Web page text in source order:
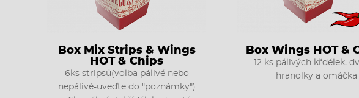
Box Mix Strips & Wings
HOT & Chips
6ks stripsů(volba pálivé nebo
nepálivé-uveďte do "poznámky")
Box Wings HOT &
12 ks pálivých křdélek,
hranolky a omáčka